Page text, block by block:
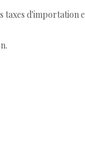
d'importation